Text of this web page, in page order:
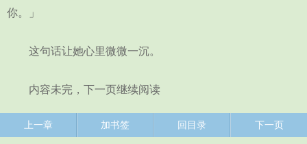
你。」
这句话让她心里微微一沉。
内容未完，下一页继续阅读
上一章 加书签 回目录 下一页